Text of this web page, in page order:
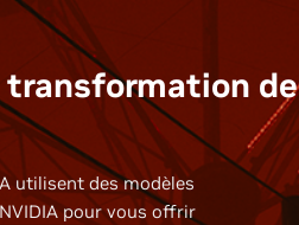
transformation de
utilisent des modèles
pour vous offrir